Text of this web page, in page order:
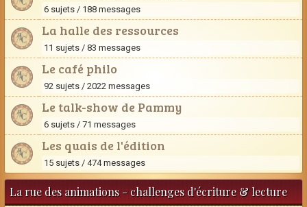
6 sujets / 188 messages
La halle des ressources
11 sujets / 83 messages
Le café philo
92 sujets / 2022 messages
Le talk-show de Pammy
6 sujets / 71 messages
Les quais de l'édition
15 sujets / 474 messages
La rue des animations - challenges d'écriture & lecture